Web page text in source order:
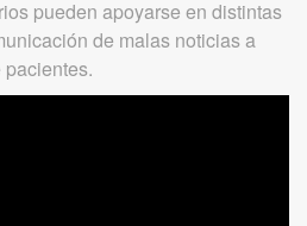
pueden apoyarse en distintas
de malas noticias a